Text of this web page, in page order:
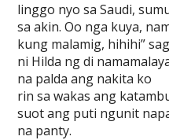
linggo nyo sa Saudi,
sa akin. Oo nga kuya,
kung malamig, hihihi”
ni Hilda ng di
na palda ang nakita ko
rin sa wakas ang
suot ang puti ngunit
na panty.